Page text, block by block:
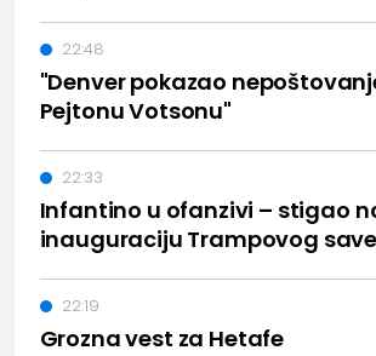
"Denver pokazao
Pejtonu Votsonu"
22:48
Infantino u ofanzivi – stigao
inauguraciju Trampovog
22:33
Grozna vest za Hetafe
22:19